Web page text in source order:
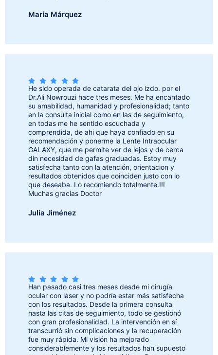
María Márquez
He sido operada de catarata del ojo izdo. por el
Dr.Ali Nowrouzi hace tres meses. Me ha encantado
su amabilidad, humanidad y profesionalidad; tanto
en la consulta inicial como en las de seguimiento,
en todas me he sentido escuchada y
comprendida, de ahi que haya confiado en su
recomendación y ponerme la Lente Intraocular
GALAXY, que me permite ver de lejos y de cerca
din necesidad de gafas graduadas. Estoy muy
satisfecha tanto con la atención, orientacion y
resultados obtenidos que coinciden justo con lo
que deseaba. Lo recomiendo totalmente.!!!
Muchas gracias Doctor
Julia Jiménez
Han pasado casi tres meses desde mi cirugía
ocular con láser y no podría estar más satisfecha
con los resultados. Desde la primera consulta
hasta las citas de seguimiento, todo se gestionó
con gran profesionalidad. La intervención en sí
transcurrió sin complicaciones y la recuperación
fue muy rápida. Mi visión ha mejorado
considerablemente y los resultados han supuesto